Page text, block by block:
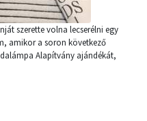
szerette volna lecserélni egy
amikor a soron következő
Alapítvány ajándékát,